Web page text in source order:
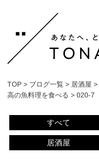
TOP > ブログ一覧 > 居酒屋 >
高の魚料理を食べる > 020-7
すべて
居酒屋